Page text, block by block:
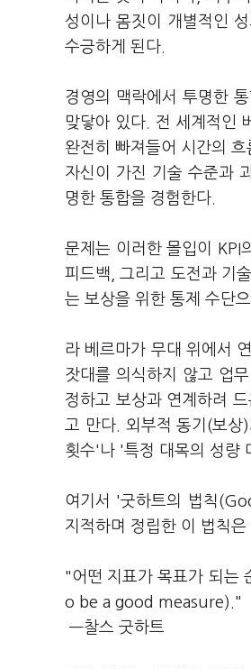
성이나 몸짓이 개별적인
수긍하게 된다.
경영의 맥락에서 투명한
맞닿아 있다. 전 세계적인
완전히 빠져들어 시간의
자신이 가진 기술 수준과
명한 통합을 경험한다.
문제는 이러한 몰입이 KPI
피드백, 그리고 도전과 기
는 보상을 위한 통제 수단
라 베르마가 무대 위에서
잣대를 의식하지 않고 업
정하고 보상과 연계하려
고 만다. 외부적 동기(보상
횟수'나 '특정 대목의 성량
여기서 '굿하트의 법칙
지적하며 정립한 이 법칙
"어떤 지표가 목표가 되
o be a good measure)."
—찰스 굿하트